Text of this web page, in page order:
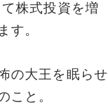
株式投資を増
す。
の大王を眠らせ
こと。